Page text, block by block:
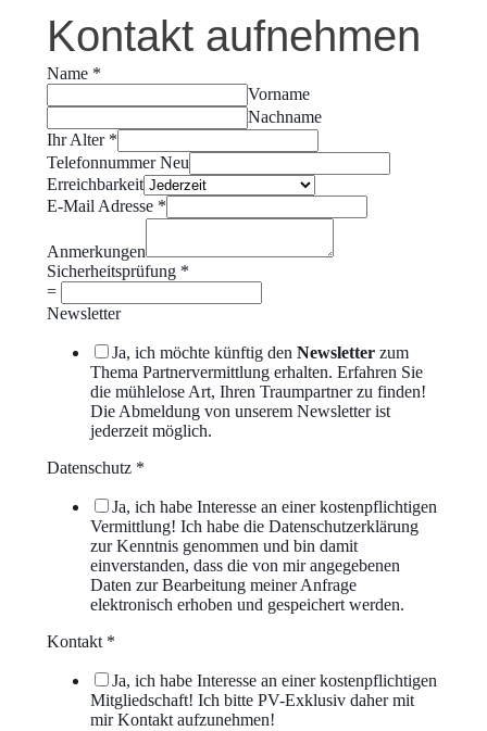
Kontakt aufnehmen
Name *
Vorname
Nachname
Ihr Alter *
Telefonnummer Neu
Erreichbarkeit
E-Mail Adresse *
Anmerkungen
Sicherheitsprüfung *
=
Newsletter
Ja, ich möchte künftig den Newsletter zum
Thema Partnervermittlung erhalten. Erfahren Sie
die mühlelose Art, Ihren Traumpartner zu finden!
Die Abmeldung von unserem Newsletter ist
jederzeit möglich.
Datenschutz *
Ja, ich habe Interesse an einer kostenpflichtigen
Vermittlung! Ich habe die Datenschutzerklärung
zur Kenntnis genommen und bin damit
einverstanden, dass die von mir angegebenen
Daten zur Bearbeitung meiner Anfrage
elektronisch erhoben und gespeichert werden.
Kontakt *
Ja, ich habe Interesse an einer kostenpflichtigen
Mitgliedschaft! Ich bitte PV-Exklusiv daher mit
mir Kontakt aufzunehmen!